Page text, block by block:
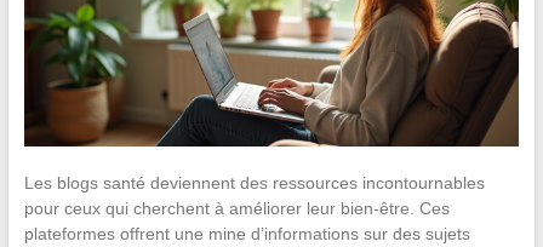
Les blogs santé deviennent des ressources incontournables
pour ceux qui cherchent à améliorer leur bien-être. Ces
plateformes offrent une mine d’informations sur des sujets